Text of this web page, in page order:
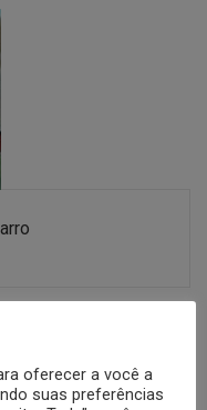
oferecer a você a
suas preferências